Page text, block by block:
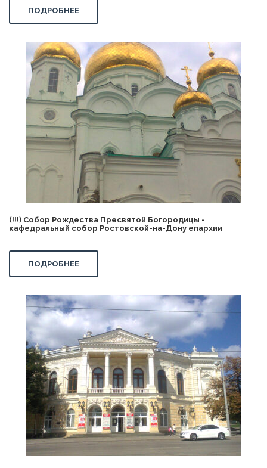
ПОДРОБНЕЕ
(!!!) Собор Рождества Пресвятой Богородицы -
кафедральный собор Ростовской-на-Дону епархии
ПОДРОБНЕЕ